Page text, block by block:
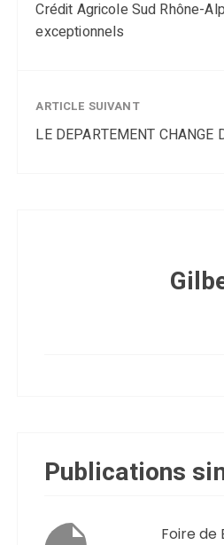
Crédit Agricole Sud Rhône-
exceptionnels
ARTICLE SUIVANT
LE DEPARTEMENT CHANGE
Publications
Foire de